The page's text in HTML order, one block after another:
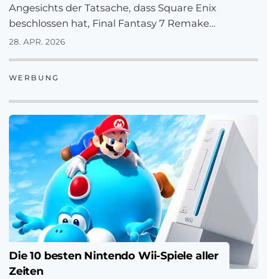
28. APR. 2026
Angesichts der Tatsache, dass Square Enix
beschlossen hat, Final Fantasy 7 Remake
über mehrere Teile veröffentlichen wird,
WERBUNG
Die 10 besten Nintendo Wii-Spiele aller
Zeiten